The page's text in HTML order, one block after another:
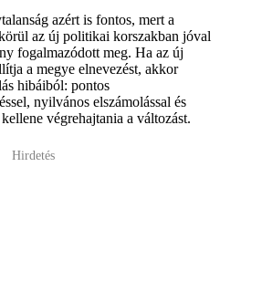
azért is fontos, mert a
az új politikai korszakban jóval
fogalmazódott meg. Ha az új
a megye elnevezést, akkor
hibáiból: pontos
nyilvános elszámolással és
végrehajtania a változást.
Hirdetés